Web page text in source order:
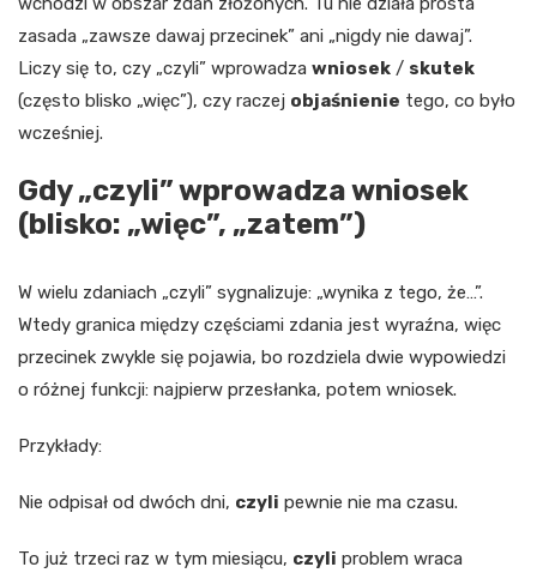
zasada „zawsze dawaj przecinek” ani „nigdy nie dawaj”.
Liczy się to, czy „czyli” wprowadza wniosek / skutek
(często blisko „więc”), czy raczej objaśnienie tego, co było
wcześniej.
Gdy „czyli” wprowadza wniosek
(blisko: „więc”, „zatem”)
W wielu zdaniach „czyli” sygnalizuje: „wynika z tego, że…”.
Wtedy granica między częściami zdania jest wyraźna, więc
przecinek zwykle się pojawia, bo rozdziela dwie wypowiedzi
o różnej funkcji: najpierw przesłanka, potem wniosek.
Przykłady:
Nie odpisał od dwóch dni, czyli pewnie nie ma czasu.
To już trzeci raz w tym miesiącu, czyli problem wraca